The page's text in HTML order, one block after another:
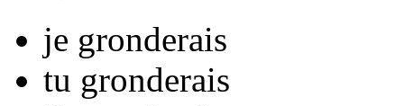
je gronderais
tu gronderais